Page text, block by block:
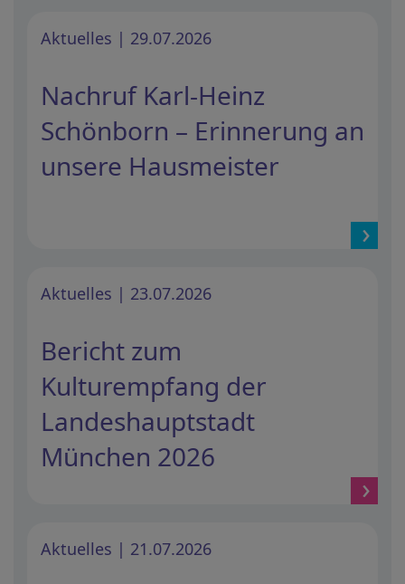
Aktuelles | 29.07.2026
Nachruf Karl-Heinz
Schönborn – Erinnerung an
unsere Hausmeister
Aktuelles | 23.07.2026
Bericht zum
Kulturempfang der
Landeshauptstadt
München 2026
Aktuelles | 21.07.2026